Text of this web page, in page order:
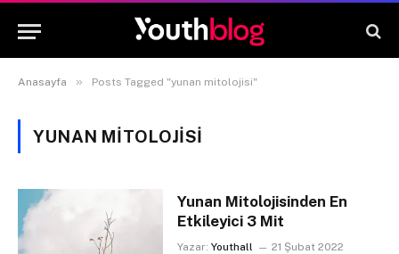
Anasayfa » Posts Tagged "yunan mitolojisi"
YUNAN MITOLOJISI
Yunan Mitolojisinden En
Etkileyici 3 Mit
Yazar: Youthall 21 Şubat 2022